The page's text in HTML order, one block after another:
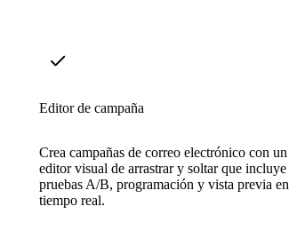
Editor de campaña
Crea campañas de correo electrónico con un
editor visual de arrastrar y soltar que incluye
pruebas A/B, programación y vista previa en
tiempo real.